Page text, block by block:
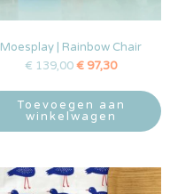
Moesplay | Rainbow Chair
€ 139,00€ 97,30
Toevoegen aan
winkelwagen